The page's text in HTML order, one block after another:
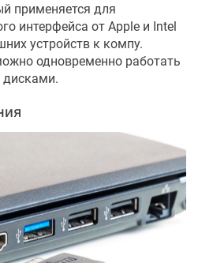
применяется для
интерфейса от Apple и Intel
устройств к компу.
одновременно работать